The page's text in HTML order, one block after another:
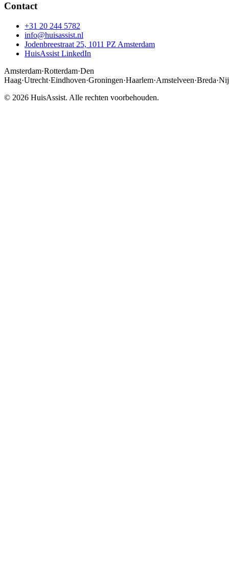
Contact
+31 20 244 5782
info@huisassist.nl
Jodenbreestraat 25, 1011 PZ Amsterdam
HuisAssist LinkedIn
Amsterdam·Rotterdam·Den
Haag·Utrecht·Eindhoven·Groningen·Haarlem·Amstelveen·Breda·
© 2026 HuisAssist. Alle rechten voorbehouden.